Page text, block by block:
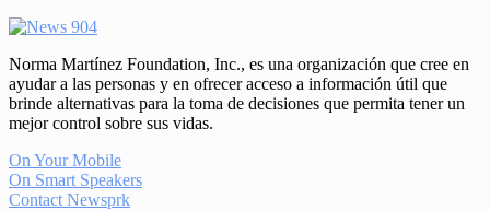
Norma Martínez Foundation, Inc., es una organización que cree en
ayudar a las personas y en ofrecer acceso a información útil que
brinde alternativas para la toma de decisiones que permita tener un
mejor control sobre sus vidas.
On Your Mobile
On Smart Speakers
Contact Newsprk